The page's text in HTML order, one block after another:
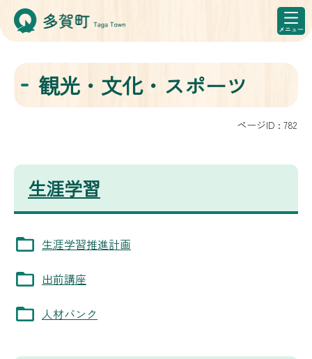
観光・文化・スポーツ
ページID : 782
生涯学習
生涯学習推進計画
出前講座
人材バンク